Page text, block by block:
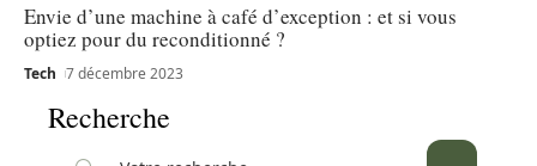
Envie d’une machine à café d’exception : et si vous
optiez pour du reconditionné ?
Tech 7 décembre 2023
Recherche